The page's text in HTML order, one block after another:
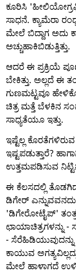
ಕೂರಿಸಿ
ಸಾಧನೆ. ಕ್ಯಾಮೆರಾ
ಮೇಲೆ ಬಿದ್ದಾಗ ಅದು
ಅಚ್ಚುಹಾಕಿಬಿಡುತ್ತಿತ್ತು.
ಆದರೆ ಈ ಪ್ರಕ್ರಿಯೆ
ಬೇಕಿತ್ತು. ಅಲ್ಲದೆ ಈ
ಗುಣಮಟ್ಟವೂ
ಚಿತ್ರ ಮತ್ತೆ ಬೆಳಕಿನ
ಸಾಧ್ಯತೆಯೂ ಇತ್ತು.
ಇಷ್ಟೆಲ್ಲ
ಇಷ್ಟಪಡುತ್ತಾರೆ?
ಉತ್ತಮಪಡಿಸುವ
ಈ ಕೆಲಸದಲ್ಲಿ
ಡಿಗೇರ್
'ಡಿಗೇರೋಟೈಪ್'
ಛಾಯಾಚಿತ್ರಗಳನ್ನು
- ಸೆರೆಹಿಡಿಯುವುದನ್ನು
ಕಾಯುವ
ಮೇಲೆ ಹಾಳಾಗದೆ